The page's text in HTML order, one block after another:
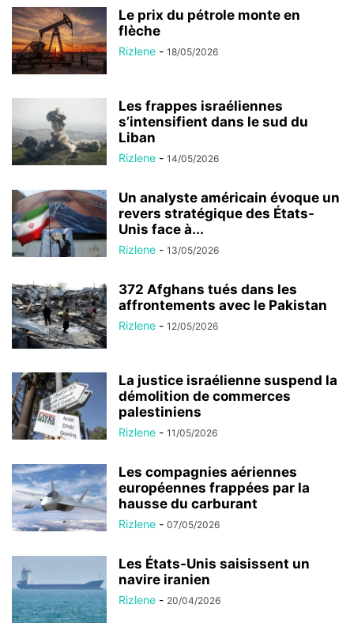
Le prix du pétrole monte en
flèche
Rizlene - 18/05/2026
Les frappes israéliennes
s’intensifient dans le sud du
Liban
Rizlene - 14/05/2026
Un analyste américain évoque un
revers stratégique des États-
Unis face à...
Rizlene - 13/05/2026
372 Afghans tués dans les
affrontements avec le Pakistan
Rizlene - 12/05/2026
La justice israélienne suspend la
démolition de commerces
palestiniens
Rizlene - 11/05/2026
Les compagnies aériennes
européennes frappées par la
hausse du carburant
Rizlene - 07/05/2026
Les États-Unis saisissent un
navire iranien
Rizlene - 20/04/2026